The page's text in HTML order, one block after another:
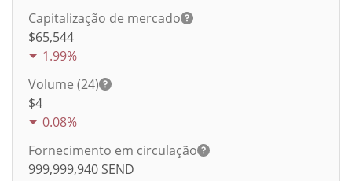
Capitalização de mercado
$65,544
1.99%
Volume (24)
$4
0.08%
Fornecimento em circulação
999,999,940 SEND